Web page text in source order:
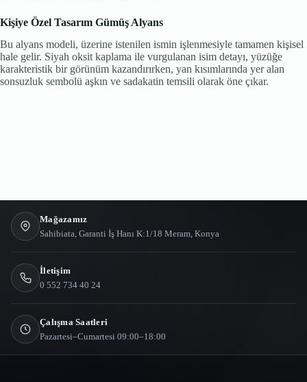
Kişiye Özel Tasarım Gümüş Alyans
Bu alyans modeli, üzerine istenilen ismin işlenmesiyle tamamen kişisel
hale gelir. Siyah oksit kaplama ile vurgulanan isim detayı, yüzüğe
karakteristik bir görünüm kazandırırken, yan kısımlarında yer alan
sonsuzluk sembolü aşkın ve sadakatin temsili olarak öne çıkar.
Mağazamız
Sahibiata, Garanti İş Hanı K:1/18 Meram, Konya
İletişim
0 552 734 40 24
Çalışma Saatleri
Pazartesi–Cumartesi 09:00–18:00